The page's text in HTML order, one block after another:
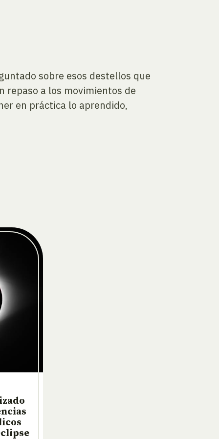
sobre esos destellos que
repaso a los movimientos de
en práctica lo aprendido,